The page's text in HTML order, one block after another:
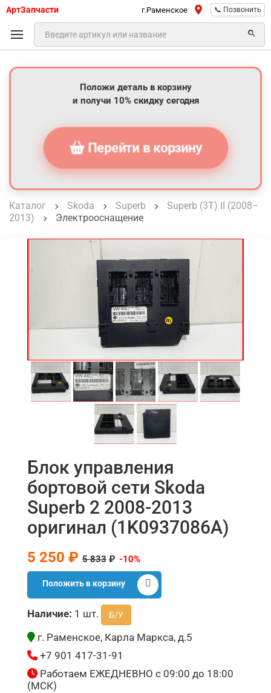
АртЗапчасти г.Раменское 📞 Позвонить
Положи деталь в корзину
и получи 10% скидку сегодня
Перейти в корзину
Каталог Skoda Superb
Superb (3T) II (2008–
2013)
Электрооснащение
Блок управления
бортовой сети Skoda
Superb 2 2008-2013
оригинал (1K0937086A)
5 250 ₽ 5 833 ₽ -10%
Положить в корзину
Наличие: 1 шт. Б/У
г. Раменское, Карла Маркса, д.5
+7 901 417-31-91
Работаем ЕЖЕДНЕВНО с 09:00 до 18:00
(МСК)